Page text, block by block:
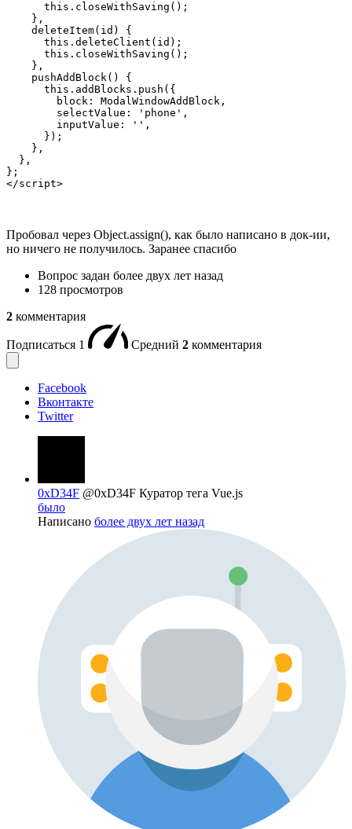
      this.closeWithSaving();
    },
    deleteItem(id) {
      this.deleteClient(id);
      this.closeWithSaving();
    },
    pushAddBlock() {
      this.addBlocks.push({
        block: ModalWindowAddBlock,
        selectValue: 'phone',
        inputValue: '',
      });
    },
  },
};
</script>
Пробовал через Object.assign(), как было написано в док-ии,
но ничего не получилось. Заранее спасибо
Вопрос задан более двух лет назад
128 просмотров
2 комментария
Подписаться 1 Средний 2 комментария
Facebook
Вконтакте
Twitter
0xD34F @0xD34F Куратор тега Vue.js
было
Написано более двух лет назад